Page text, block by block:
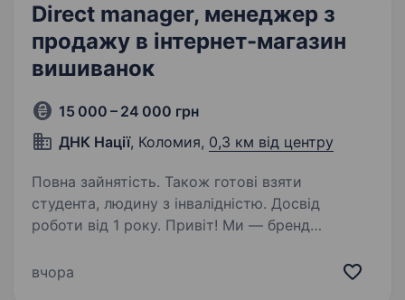
Direct manager, менеджер з
продажу в інтернет-магазин
вишиванок
15 000 – 24 000 грн
ДНК Нації, Коломия, 0,3 км від центру
Повна зайнятість. Також готові взяти
студента, людину з інвалідністю. Досвід
роботи від 1 року. Привіт! Ми — бренд
в офіс в центрі міста Коломия людину, яка вже
вчора